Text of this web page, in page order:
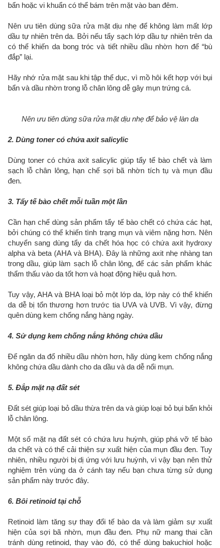
bẩn hoặc vi khuẩn có thể bám trên mặt vào ban đêm.
Nên ưu tiên dùng sữa rửa mặt dịu nhẹ để không làm mất lớp
dầu tự nhiên trên da. Bởi nếu tẩy sạch lớp dầu tự nhiên trên da
có thể khiến da bong tróc và tiết nhiều dầu nhờn hơn để “bù
đắp” lại.
Hãy nhớ rửa mặt sau khi tập thể dục, vì mồ hôi kết hợp với bụi
bẩn và dầu nhờn trong lỗ chân lông dễ gây mụn trứng cá.
Nên ưu tiên dùng sữa rửa mặt dịu nhẹ để bảo vệ làn da
2. Dùng toner có chứa axit salicylic
Dùng toner có chứa axit salicylic giúp tẩy tế bào chết và làm
sạch lỗ chân lông, hạn chế sợi bã nhờn tích tụ và mụn đầu
đen.
3. Tẩy tế bào chết mỗi tuần một lần
Cần hạn chế dùng sản phẩm tẩy tế bào chết có chứa các hạt,
bởi chúng có thể khiến tình trạng mụn và viêm nặng hơn. Nên
chuyển sang dùng tẩy da chết hóa học có chứa axit hydroxy
alpha và beta (AHA và BHA). Đây là những axit nhẹ nhàng tan
trong dầu, giúp làm sạch lỗ chân lông, để các sản phẩm khác
thẩm thấu vào da tốt hơn và hoạt động hiệu quả hơn.
Tuy vậy, AHA và BHA loại bỏ một lớp da, lớp này có thể khiến
da dễ bị tổn thương hơn trước tia UVA và UVB. Vì vậy, đừng
quên dùng kem chống nắng hàng ngày.
4. Sử dụng kem chống nắng không chứa dầu
Để ngăn da đổ nhiều dầu nhờn hơn, hãy dùng kem chống nắng
không chứa dầu dành cho da dầu và da dễ nổi mụn.
5. Đắp mặt nạ đất sét
Đất sét giúp loại bỏ dầu thừa trên da và giúp loại bỏ bụi bẩn khỏi
lỗ chân lông.
Một số mặt nạ đất sét có chứa lưu huỳnh, giúp phá vỡ tế bào
da chết và có thể cải thiện sự xuất hiện của mụn đầu đen. Tuy
nhiên, nhiều người bị dị ứng với lưu huỳnh, vì vậy bạn nên thử
nghiệm trên vùng da ở cánh tay nếu bạn chưa từng sử dụng
sản phẩm này trước đây.
6. Bôi retinoid tại chỗ
Retinoid làm tăng sự thay đổi tế bào da và làm giảm sự xuất
hiện của sợi bã nhờn, mụn đầu đen. Phụ nữ mang thai cần
tránh dùng retinoid, thay vào đó, có thể dùng bakuchiol hoặc